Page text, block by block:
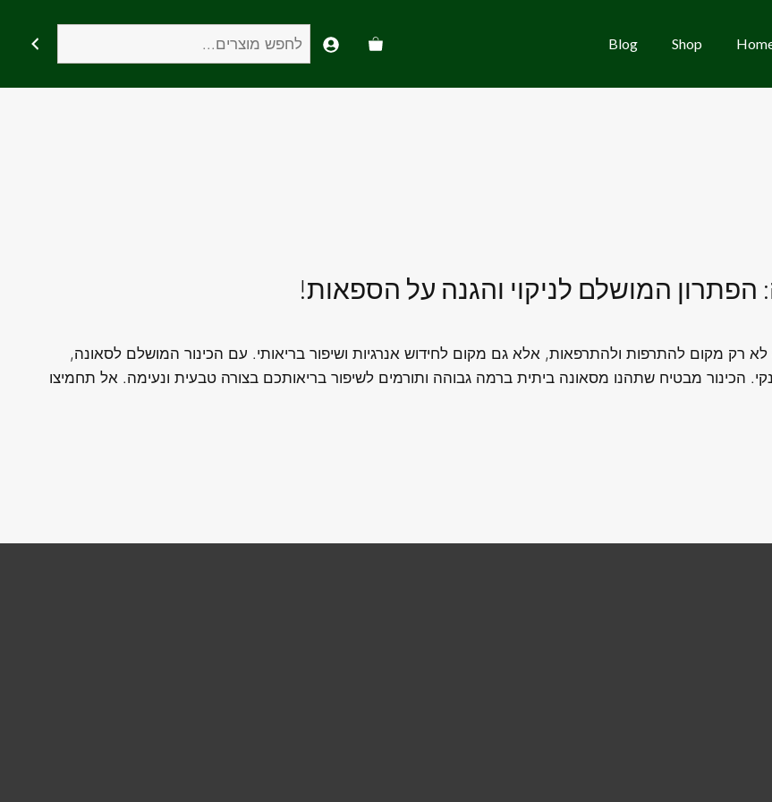
Shop
Blog
חיפוש
המושלם לניקוי והגנה על הספאות!
לא רק מקום להתרפות ולהתרפאות, אלא גם מקום לחידוש אנרגיות ושיפור בריאותי. עם הכינור המושלם לסאונה,
הכינור מבטיח שתהנו מסאונה ביתית ברמה גבוהה ותורמים לשיפור בריאותכם בצורה טבעית ונעימה. אל תחמיצו